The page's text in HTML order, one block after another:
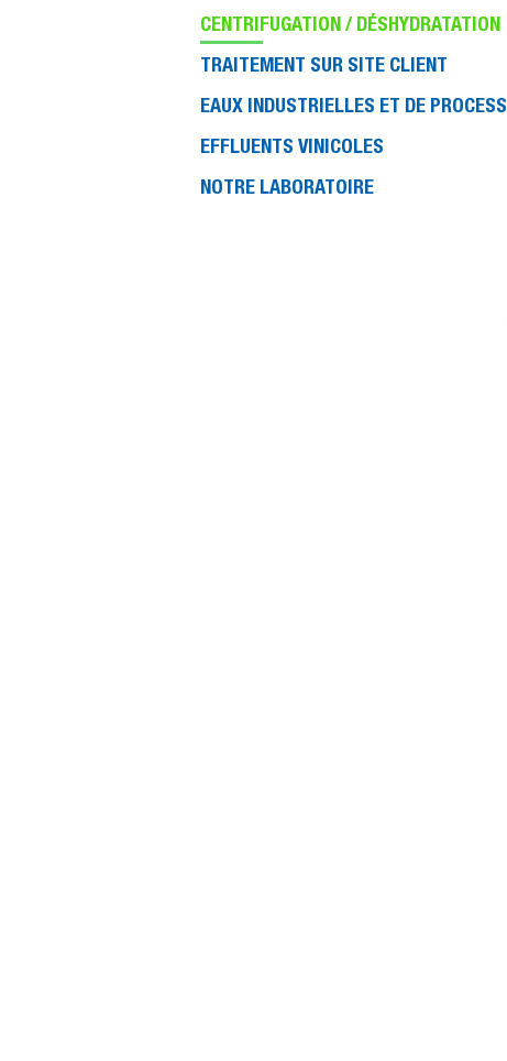
CENTRIFUGATION / DÉSHYDRATATION
TRAITEMENT SUR SITE CLIENT
EAUX INDUSTRIELLES ET DE PROCESS
EFFLUENTS VINICOLES
NOTRE LABORATOIRE